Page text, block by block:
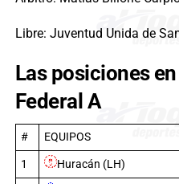
Libre: Juventud Unida de
Las posiciones
Federal A
# EQUIPOS
1
Huracán (LH)